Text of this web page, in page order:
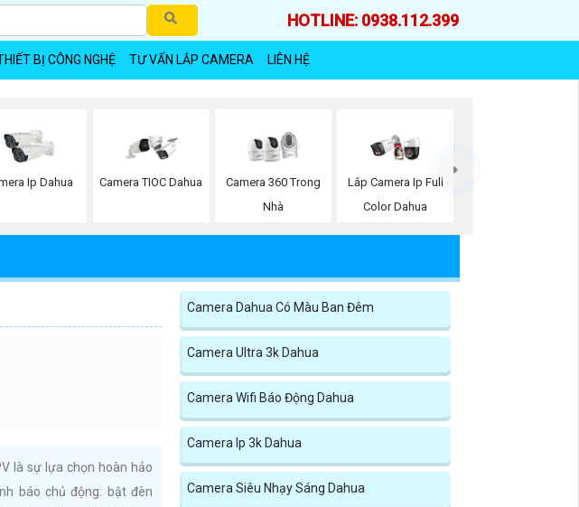
HOTLINE: 0938.112.399
BỊ CÔNG NGHỆ TƯ VẤN LẮP CAMERA LIÊN HỆ
Ip Dahua Camera TIOC Dahua
Camera 360 Trong
Nhà
Lắp Camera Ip Full
Color Dahua
là sự lựa chọn hoàn hảo
báo chủ động: bật đèn
Camera Dahua Có Màu Ban Đêm
Camera Ultra 3k Dahua
Camera Wifi Báo Động Dahua
Camera Ip 3k Dahua
Camera Siêu Nhạy Sáng Dahua